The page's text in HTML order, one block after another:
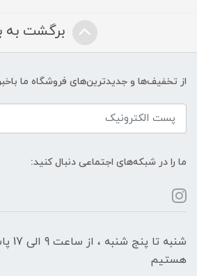
برگشت به
از تخفیف‌ها و جدیدترین‌های فروشگاه ما
ما را در شبکه‌های اجتماعی دنبال کنید:
شنبه
هستیم